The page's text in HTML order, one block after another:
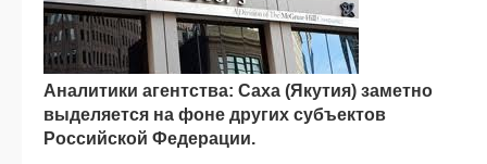
Аналитики агентства: Саха (Якутия) заметно
выделяется на фоне других субъектов
Российской Федерации.